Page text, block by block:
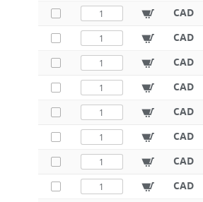
CAD
CAD
CAD
CAD
CAD
CAD
CAD
CAD